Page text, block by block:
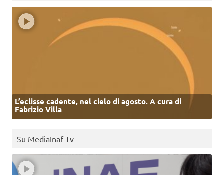
L’eclisse cadente, nel cielo di agosto. A cura di
Fabrizio Villa
Su MediaInaf Tv